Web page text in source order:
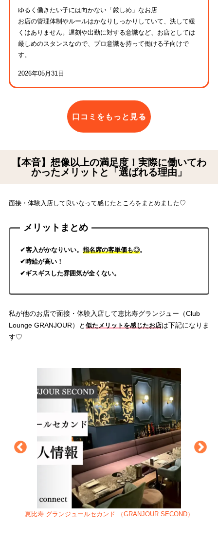
ゆるく働きたい子には向かない「厳しめ」なお店
お店の管理体制やルールはかなりしっかりしていて、決して緩
くはありません。遅刻や出勤に対する意識など、お店としては
厳しめのスタンスなので、プロ意識を持って働ける子向けで
す。
2026年05月31日
口コミをもっと見る
【本音】想像以上の満足度！実際に働いてわ
かったメリットと「選ばれる理由」
面接・体験入店して良いなって感じたところをまとめました♡
メリットまとめ
✔客入がかなりいい。 指名席の客単価も◎。
✔時給が高い！
✔ギスギスした雰囲気が全くない。
私が他のお店で面接・体験入店して恵比寿グランジュー（Club
Lounge GRANJOUR）と 似たメリットを感じたお店は下記になりま
す♡
恵比寿 グランジュールセカンド （GRANJOUR SECOND）